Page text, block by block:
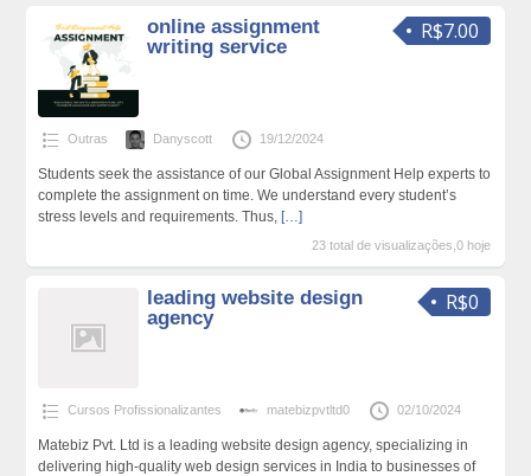
R$7.00
online assignment
writing service
Outras Danyscott 19/12/2024
Students seek the assistance of our Global Assignment Help experts to
complete the assignment on time. We understand every student’s
stress levels and requirements. Thus, […]
23 total de visualizações,0 hoje
R$0
leading website design
agency
Cursos Profissionalizantes matebizpvtltd0 02/10/2024
Matebiz Pvt. Ltd is a leading website design agency, specializing in
delivering high-quality web design services in India to businesses of